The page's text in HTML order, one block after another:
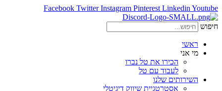
Facebook Twitter Instagram Pinterest Linkedin Youtube
חיפוש
ראשי
מי אני
הכירו את טל נברו
לעבוד עם טל
השירותים שלנו
אסטרטגיית שיווק דיגיטלי